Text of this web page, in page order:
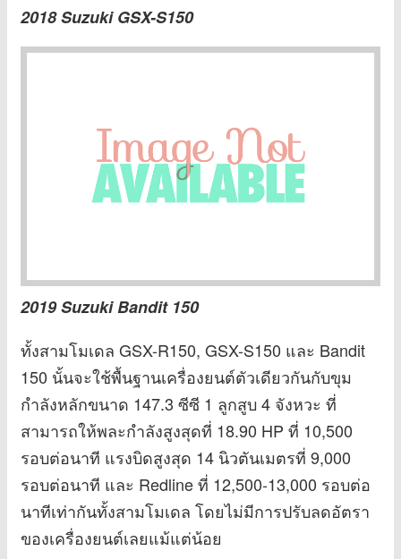
2018 Suzuki GSX-S150
2019 Suzuki Bandit 150
ทั้งสามโมเดล GSX-R150, GSX-S150 และ Bandit
150 นั้นจะใช้พื้นฐานเครื่องยนต์ตัวเดียวกันกับขุม
กำลังหลักขนาด 147.3 ซีซี 1 ลูกสูบ 4 จังหวะ ที่
สามารถให้พละกำลังสูงสุดที่ 18.90 HP ที่ 10,500
รอบต่อนาที แรงบิดสูงสุด 14 นิวตันเมตรที่ 9,000
รอบต่อนาที และ Redline ที่ 12,500-13,000 รอบต่อ
นาทีเท่ากันทั้งสามโมเดล โดยไม่มีการปรับลดอัตรา
ของเครื่องยนต์เลยแม้แต่น้อย